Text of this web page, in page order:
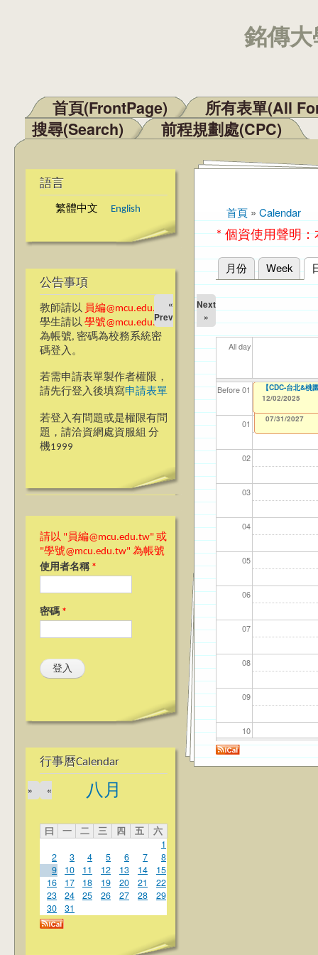
銘傳
主選單
首頁(FrontPage)
所有表單(All
搜尋(Search)
前程規劃處(CPC)
語言
繁體中文 English
公告事項
教師請以 員編@mcu.edu.tw
學生請以 學號@mcu.edu.tw
為帳號, 密碼為校務系統密
碼登入。
若需申請表單製作者權限，
請先行登入後填寫申請表單
若登入有問題或是權限有問
題，請洽資網處資服組 分
機1999
請以 "員編@mcu.edu.tw" 或
"學號@mcu.edu.tw" 為帳號
使用者名稱 *
密碼 *
行事曆Calendar
八月
«
»
曰 一 二 三 四 五
六
1
2
3 4 5 6 7
8
9
10 11 12 13 14
15
16
17 18 19 20 21
22
23
24 25 26 27 28
29
30
31
您在這裡
首頁 » Calendar
* 個資使用聲明
主要索引標籤
月份 Week
«
Prev
Next
»
All day
Before 01
01
02
03
04
05
06
07
08
09
10
11
【資網處】
整合系統～表單
12/31/2027
【財務處】工讀
11/12/2021
【財務處】漏打
錄
07/31/2027
114
114
114
【學
114
【名額已滿】【
12/02/2025
【CDC-台北&
12/02/2025